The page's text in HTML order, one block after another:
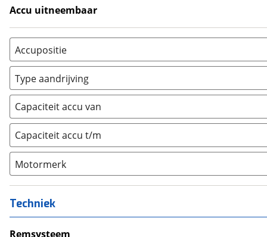
Accu uitneembaar
Nee, vast (0)
Accupositie
Bagagedrager (0)
Frame (0 )
Vloer (0
Achterbank (0)
Kofferbak (0)
Overig (0)
Type aandrijving
Achterwiel (0)
Trapas
Voorwiel
Capaciteit accu van
Capaciteit accu t/m
Motormerk
Bosch (48)
Yamaha
Stromer (0)
Giant (0)
Techniek
Remsysteem